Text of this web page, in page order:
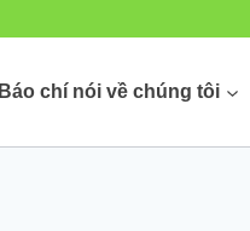
Báo chí nói về chúng tôi